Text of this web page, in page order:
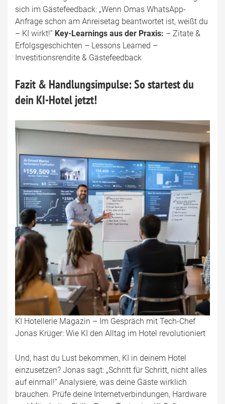
sich im Gästefeedback: „Wenn Omas WhatsApp-
Anfrage schon am Anreisetag beantwortet ist, weißt du
– KI wirkt!“ Key-Learnings aus der Praxis: – Zitate &
Erfolgsgeschichten – Lessons Learned –
Investitionsrendite & Gästefeedback
Fazit & Handlungsimpulse: So startest du
dein KI-Hotel jetzt!
KI Hotellerie Magazin – Im Gespräch mit Tech-Chef
Jonas Krüger: Wie KI den Alltag im Hotel revolutioniert
Und, hast du Lust bekommen, KI in deinem Hotel
einzusetzen? Jonas sagt: „Schritt für Schritt, nicht alles
auf einmal!“ Analysiere, was deine Gäste wirklich
brauchen. Prüfe deine Internetverbindungen, Hardware